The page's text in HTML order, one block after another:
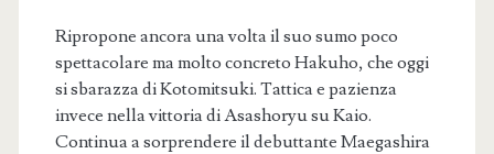
Ripropone ancora una volta il suo sumo poco
spettacolare ma molto concreto Hakuho, che oggi
si sbarazza di Kotomitsuki. Tattica e pazienza
invece nella vittoria di Asashoryu su Kaio.
Continua a sorprendere il debuttante Maegashira